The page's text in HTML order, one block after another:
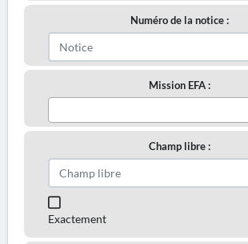
Numéro de la notice :
Mission EFA :
Champ libre :
Exactement